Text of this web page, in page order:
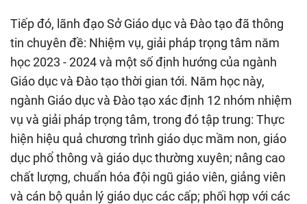
Tiếp đó, lãnh đạo Sở Giáo dục và Đào tạo đã thông
tin chuyên đề: Nhiệm vụ, giải pháp trọng tâm năm
học 2023 - 2024 và một số định hướng của ngành
Giáo dục và Đào tạo thời gian tới. Năm học này,
ngành Giáo dục và Đào tạo xác định 12 nhóm nhiệm
vụ và giải pháp trọng tâm, trong đó tập trung: Thực
hiện hiệu quả chương trình giáo dục mầm non, giáo
dục phổ thông và giáo dục thường xuyên; nâng cao
chất lượng, chuẩn hóa đội ngũ giáo viên, giảng viên
và cán bộ quản lý giáo dục các cấp; phối hợp với các